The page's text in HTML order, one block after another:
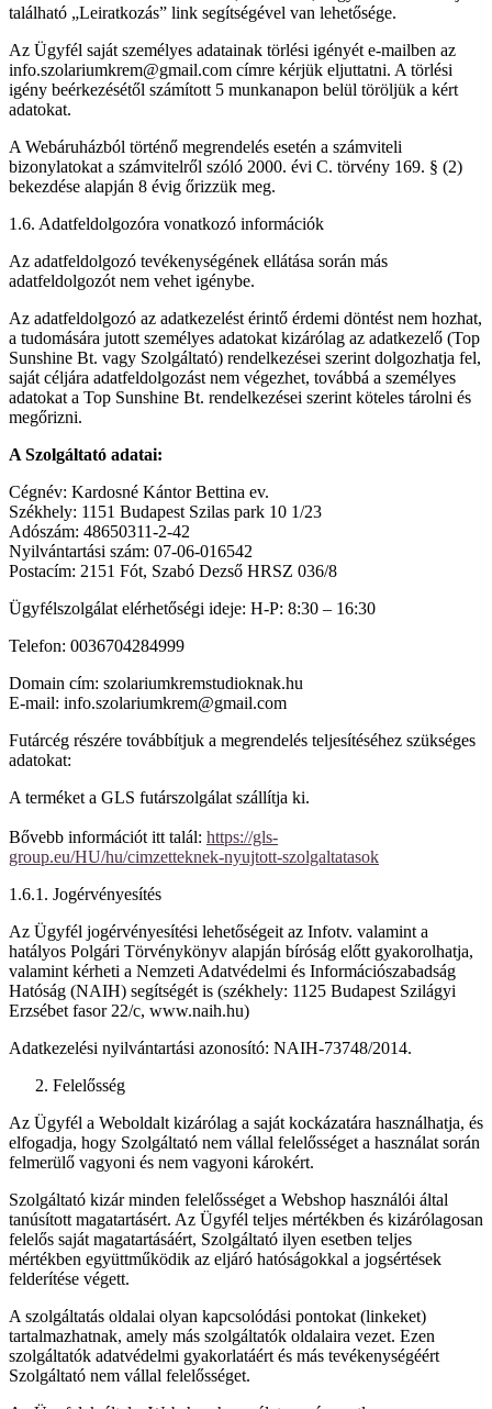
található „Leiratkozás” link segítségével van lehetősége.
Az Ügyfél saját személyes adatainak törlési igényét e-mailben az
info.szolariumkrem@gmail.com címre kérjük eljuttatni. A törlési
igény beérkezésétől számított 5 munkanapon belül töröljük a kért
adatokat.
A Webáruházból történő megrendelés esetén a számviteli
bizonylatokat a számvitelről szóló 2000. évi C. törvény 169. § (2)
bekezdése alapján 8 évig őrizzük meg.
1.6. Adatfeldolgozóra vonatkozó információk
Az adatfeldolgozó tevékenységének ellátása során más
adatfeldolgozót nem vehet igénybe.
Az adatfeldolgozó az adatkezelést érintő érdemi döntést nem hozhat,
a tudomására jutott személyes adatokat kizárólag az adatkezelő (Top
Sunshine Bt. vagy Szolgáltató) rendelkezései szerint dolgozhatja fel,
saját céljára adatfeldolgozást nem végezhet, továbbá a személyes
adatokat a Top Sunshine Bt. rendelkezései szerint köteles tárolni és
megőrizni.
A Szolgáltató adatai:
Cégnév: Kardosné Kántor Bettina ev.
Székhely: 1151 Budapest Szilas park 10 1/23
Adószám: 48650311-2-42
Nyilvántartási szám: 07-06-016542
Postacím: 2151 Fót, Szabó Dezső HRSZ 036/8
Ügyfélszolgálat elérhetőségi ideje: H-P: 8:30 – 16:30
Telefon: 0036704284999
Domain cím: szolariumkremstudioknak.hu
E-mail: info.szolariumkrem@gmail.com
Futárcég részére továbbítjuk a megrendelés teljesítéséhez szükséges
adatokat:
A terméket a GLS futárszolgálat szállítja ki.
Bővebb információt itt talál: https://gls-
group.eu/HU/hu/cimzetteknek-nyujtott-szolgaltatasok
1.6.1. Jogérvényesítés
Az Ügyfél jogérvényesítési lehetőségeit az Infotv. valamint a
hatályos Polgári Törvénykönyv alapján bíróság előtt gyakorolhatja,
valamint kérheti a Nemzeti Adatvédelmi és Információszabadság
Hatóság (NAIH) segítségét is (székhely: 1125 Budapest Szilágyi
Erzsébet fasor 22/c, www.naih.hu)
Adatkezelési nyilvántartási azonosító: NAIH-73748/2014.
Felelősség
Az Ügyfél a Weboldalt kizárólag a saját kockázatára használhatja, és
elfogadja, hogy Szolgáltató nem vállal felelősséget a használat során
felmerülő vagyoni és nem vagyoni károkért.
Szolgáltató kizár minden felelősséget a Webshop használói által
tanúsított magatartásért. Az Ügyfél teljes mértékben és kizárólagosan
felelős saját magatartásáért, Szolgáltató ilyen esetben teljes
mértékben együttműködik az eljáró hatóságokkal a jogsértések
felderítése végett.
A szolgáltatás oldalai olyan kapcsolódási pontokat (linkeket)
tartalmazhatnak, amely más szolgáltatók oldalaira vezet. Ezen
szolgáltatók adatvédelmi gyakorlatáért és más tevékenységéért
Szolgáltató nem vállal felelősséget.